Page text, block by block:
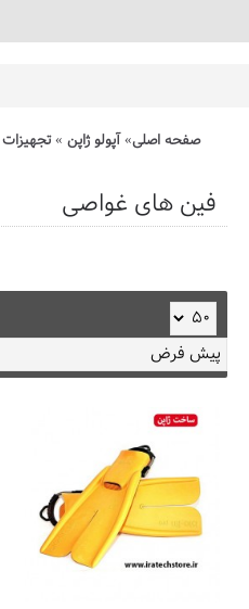
صفحه اصلی آپولو ژاپن
فین های غواصی